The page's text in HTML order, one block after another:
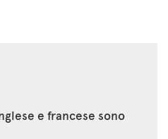
e francese sono